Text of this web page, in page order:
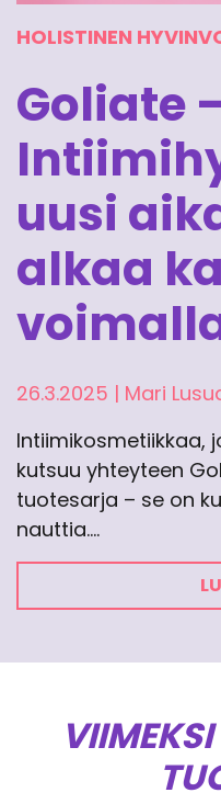
HOLISTINEN
Goliate
uusi
alkaa
26.3.2025 | Mari
Intiimikosmetiikkaa,
kutsuu yhteyteen
tuotesarja – se on
nauttia.…